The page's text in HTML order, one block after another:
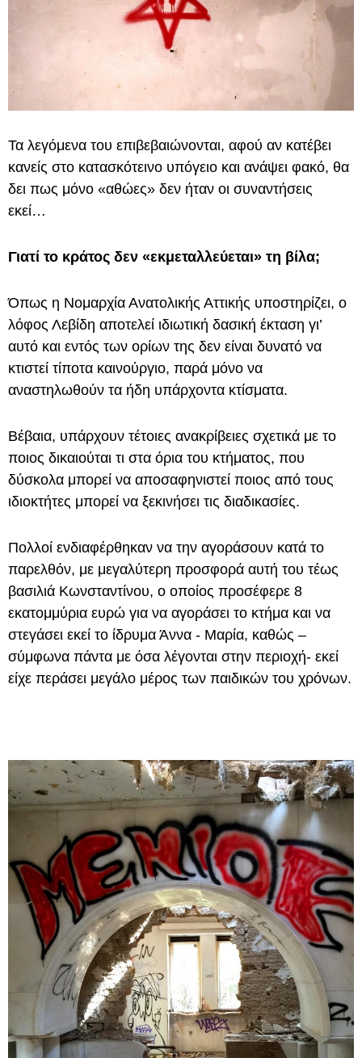
Τα λεγόμενα του επιβεβαιώνονται, αφού αν κατέβει
κανείς στο κατασκότεινο υπόγειο και ανάψει φακό, θα
δει πως μόνο «αθώες» δεν ήταν οι συναντήσεις
εκεί…
Γιατί το κράτος δεν «εκμεταλλεύεται» τη βίλα;
Όπως η Νομαρχία Ανατολικής Αττικής υποστηρίζει, ο
λόφος Λεβίδη αποτελεί ιδιωτική δασική έκταση γι’
αυτό και εντός των ορίων της δεν είναι δυνατό να
κτιστεί τίποτα καινούργιο, παρά μόνο να
αναστηλωθούν τα ήδη υπάρχοντα κτίσματα.
Βέβαια, υπάρχουν τέτοιες ανακρίβειες σχετικά με το
ποιος δικαιούται τι στα όρια του κτήματος, που
δύσκολα μπορεί να αποσαφηνιστεί ποιος από τους
ιδιοκτήτες μπορεί να ξεκινήσει τις διαδικασίες.
Πολλοί ενδιαφέρθηκαν να την αγοράσουν κατά το
παρελθόν, με μεγαλύτερη προσφορά αυτή του τέως
βασιλιά Κωνσταντίνου, ο οποίος προσέφερε 8
εκατομμύρια ευρώ για να αγοράσει το κτήμα και να
στεγάσει εκεί το ίδρυμα Άννα - Μαρία, καθώς –
σύμφωνα πάντα με όσα λέγονται στην περιοχή- εκεί
είχε περάσει μεγάλο μέρος των παιδικών του χρόνων.